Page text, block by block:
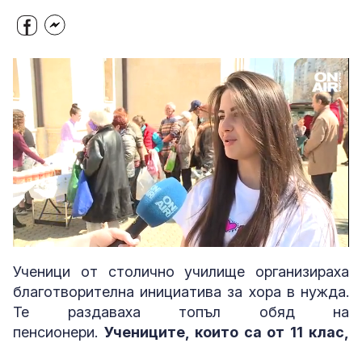
Unmute Loaded
37.35%
Ученици от столично училище организираха
благотворителна инициатива за хора в нужда.
Те раздаваха топъл обяд на
пенсионери. Учениците, които са от 11 клас,